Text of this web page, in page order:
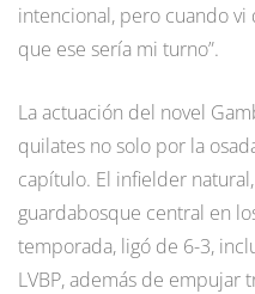
intencional, pero cuando
que ese sería mi turno”.
La actuación del novel
quilates no solo por la
capítulo. El infielder
guardabosque central en
temporada, ligó de 6-3,
LVBP, además de empujar